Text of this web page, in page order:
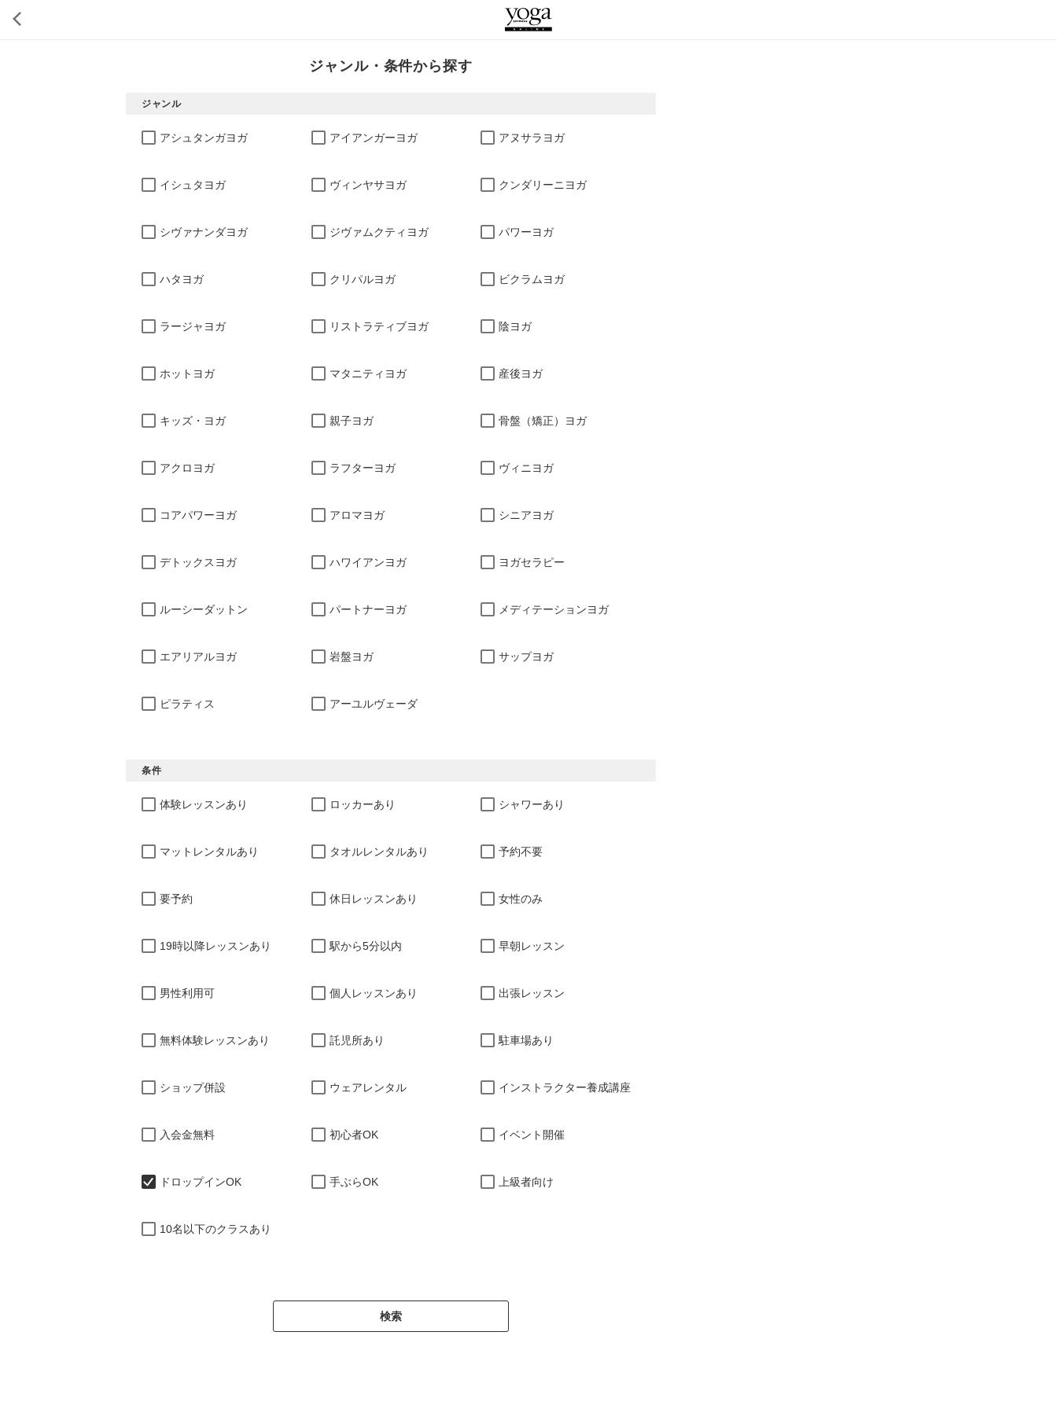
ジャンル・条件から探す
ジャンル
アシュタンガヨガ アイアンガーヨガ アヌサラヨガ
イシュタヨガ ヴィンヤサヨガ クンダリーニヨガ
シヴァナンダヨガ ジヴァムクティヨガ パワーヨガ
ハタヨガ クリパルヨガ ビクラムヨガ
ラージャヨガ リストラティブヨガ 陰ヨガ
ホットヨガ マタニティヨガ 産後ヨガ
キッズ・ヨガ 親子ヨガ 骨盤（矯正）ヨガ
アクロヨガ ラフターヨガ ヴィニヨガ
コアパワーヨガ アロマヨガ シニアヨガ
デトックスヨガ ハワイアンヨガ ヨガセラピー
ルーシーダットン パートナーヨガ メディテーションヨガ
エアリアルヨガ 岩盤ヨガ サップヨガ
ピラティス アーユルヴェーダ
条件
体験レッスンあり ロッカーあり シャワーあり
マットレンタルあり タオルレンタルあり 予約不要
要予約 休日レッスンあり 女性のみ
19時以降レッスンあり 駅から5分以内 早朝レッスン
男性利用可 個人レッスンあり 出張レッスン
無料体験レッスンあり 託児所あり 駐車場あり
ショップ併設 ウェアレンタル インストラクター養成講座
入会金無料 初心者OK イベント開催
ドロップインOK 手ぶらOK 上級者向け
10名以下のクラスあり